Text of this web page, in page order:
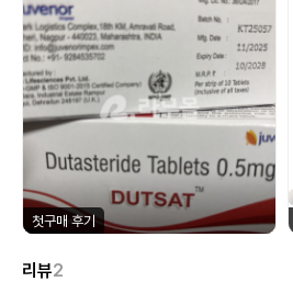
첫구매 후기
리뷰2